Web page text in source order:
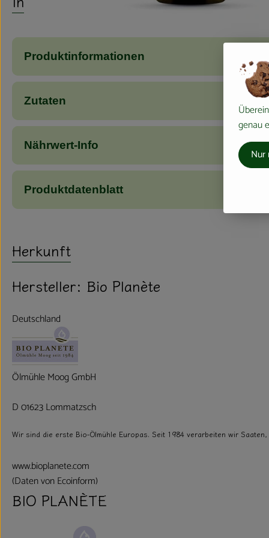
Produktinformationen
Zutaten
Nährwert-Info
Produktdatenblatt
Herkunft
Hersteller: Bio Planète
Deutschland
Ölmühle Moog GmbH
D 01623 Lommatzsch
Wir sind die erste Bio-Ölmühle Europas. Seit 1984 verarbeiten wir
www.bioplanete.com
(Daten von Ecoinform)
BIO PLANÈTE
genau
Nur